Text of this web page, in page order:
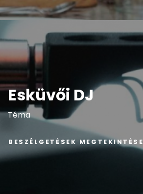
Esküvői DJ
Téma
BESZÉLGETÉSEK MEGTEKINTÉSE